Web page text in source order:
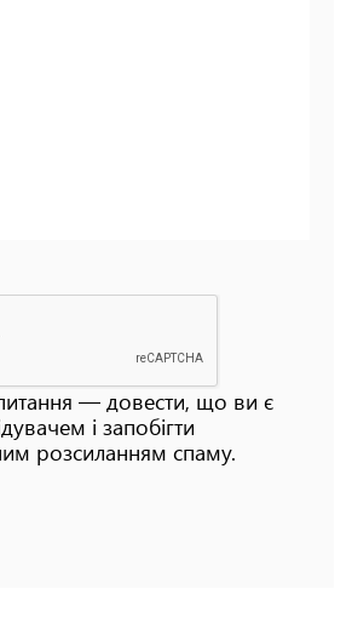
— довести, що ви є
і запобігти
розсиланням спаму.